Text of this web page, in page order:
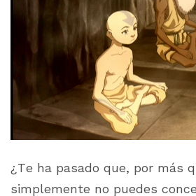
¿Te ha pasado que, por más
simplemente no puedes